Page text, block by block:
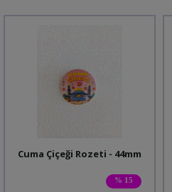
% 15
Cuma Çiçeği Rozeti - 44mm